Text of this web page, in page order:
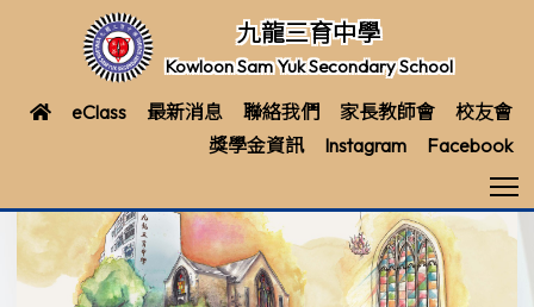
九龍三育中學
Kowloon Sam Yuk Secondary School
eClass 最新消息 聯絡我們 家長教師會
校友會
獎學金資訊
Instagram Facebook